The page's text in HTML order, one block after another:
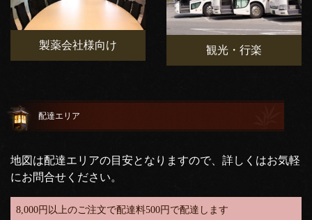
製薬会社様向け 観光・行楽
配達エリア
地図は配達エリアの目安となりますので、詳しくはお気軽
にお問合せください。
8,000円以上のご注文で配達料500円で配達します